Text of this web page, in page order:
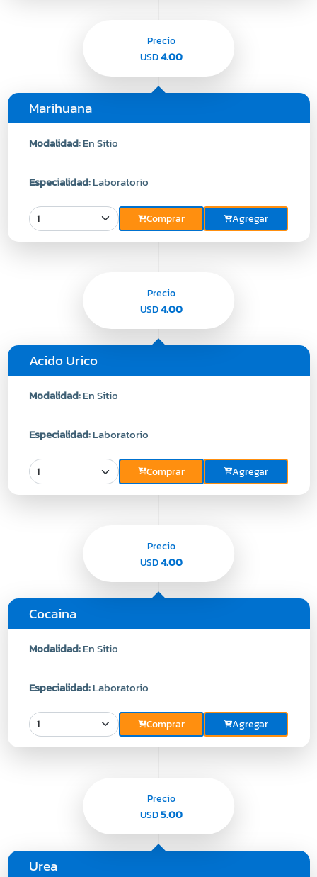
Marihuana
Modalidad:En Sitio
Especialidad:Laboratorio
Comprar Agregar
Precio
USD4.00
Acido Urico
Modalidad:En Sitio
Especialidad:Laboratorio
Comprar Agregar
Precio
USD4.00
Cocaina
Modalidad:En Sitio
Especialidad:Laboratorio
Comprar Agregar
Precio
USD4.00
Urea
Precio
USD5.00